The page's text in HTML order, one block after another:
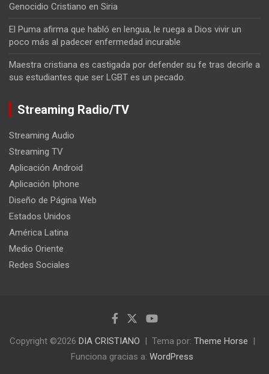
Genocidio Cristiano en Siria
El Puma afirma que habló en lengua, le ruega a Dios vivir un
poco más al padecer enfermedad incurable
Maestra cristiana es castigada por defender su fe tras decirle a
sus estudiantes que ser LGBT es un pecado.
Streaming Radio/TV
Streaming Audio
Streaming TV
Aplicación Android
Aplicación Iphone
Diseño de Página Web
Estados Unidos
América Latina
Medio Oriente
Redes Sociales
Copyright ©2026 DIA CRISTIANO Tema por: Theme Horse
Funciona gracias a: WordPress